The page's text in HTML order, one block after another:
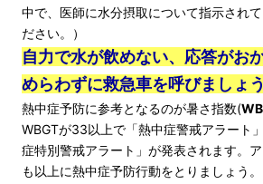
中で、医師に水分摂取について指示され
ださい。）
自力で水が飲めない、応答がお
めらわずに救急車を呼びましょ
熱中症予防に参考となるのが暑さ指数(
WBGTが33以上で「熱中症警戒アラート
症特別警戒アラート」が発表されます。
も以上に熱中症予防行動をとりましょう。